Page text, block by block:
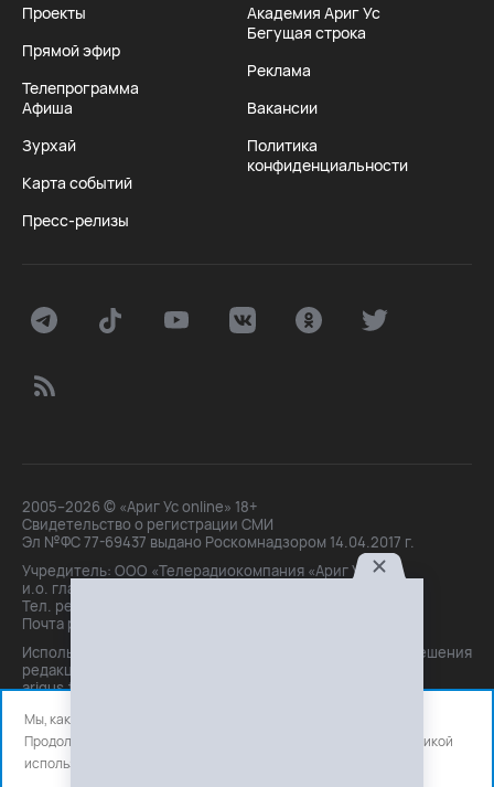
Проекты
Прямой эфир
Телепрограмма
Афиша
Зурхай
Карта событий
Пресс-релизы
Академия Ариг Ус
Бегущая строка
Реклама
Вакансии
Политика
конфиденциальности
2005–2026 © «Ариг Ус online» 18+
Свидетельство о регистрации СМИ
Эл №ФС 77-69437 выдано Роскомнадзором 14.04.2017 г.
Учредитель: ООО «Телерадиокомпания «Ариг Ус»,
и.о. главного редактора: Маханова О.Б.
Тел. peдakции: +7(3012)21-30-14,
Почта peдakции: editor@arigus.tv
Использование материалов только с письменного разрешения
редакции. При цитировании прямая активная ссылка на
arigus.tv обязательна.
Мы, как и все используем файлы cookie и сервисы аналитики.
Продолжая использовать сайт, вы соглашаетесь с нашей
политикой
использования